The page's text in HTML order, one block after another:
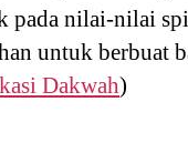
pada nilai-nilai
untuk berbuat
Dakwah)